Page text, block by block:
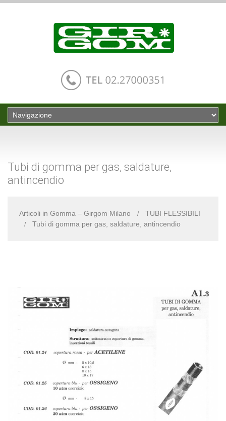
Tubi di gomma per gas, saldature,
antincendio
Articoli in Gomma – Girgom Milano
TUBI FLESSIBILI
Tubi di gomma per gas, saldature, antincendio